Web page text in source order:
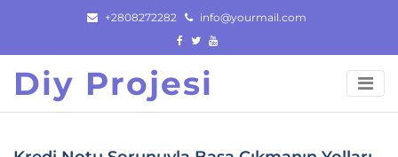
content
+2808272282 info@yourmail.com
Diy Projesi